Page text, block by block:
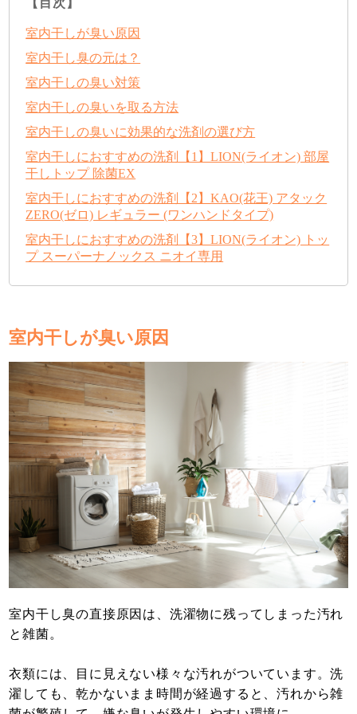
【目次】
室内干しが臭い原因
室内干し臭の元は？
室内干しの臭い対策
室内干しの臭いを取る方法
室内干しの臭いに効果的な洗剤の選び方
室内干しにおすすめの洗剤【1】LION(ライオン) 部屋
干しトップ 除菌EX
室内干しにおすすめの洗剤【2】KAO(花王) アタック
ZERO(ゼロ) レギュラー (ワンハンドタイプ)
室内干しにおすすめの洗剤【3】LION(ライオン) トッ
プ スーパーナノックス ニオイ専用
室内干しが臭い原因
室内干し臭の直接原因は、洗濯物に残ってしまった汚れ
と雑菌。
衣類には、目に見えない様々な汚れがついています。洗
濯しても、乾かないまま時間が経過すると、汚れから雑